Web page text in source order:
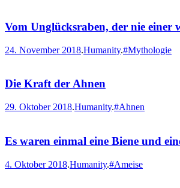
Vom Unglücksraben, der nie einer
24. November 2018.Humanity.#Mythologie
Die Kraft der Ahnen
29. Oktober 2018.Humanity.#Ahnen
Es waren einmal eine Biene und
4. Oktober 2018.Humanity.#Ameise